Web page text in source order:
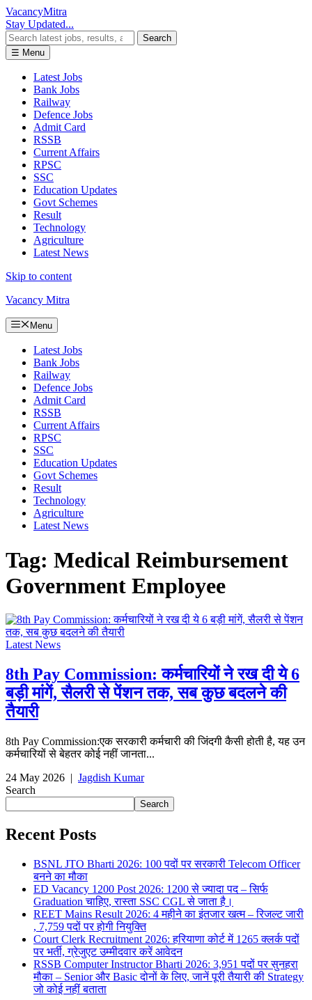
VacancyMitra
Stay Updated...
Search
☰ Menu
Latest Jobs
Bank Jobs
Railway
Defence Jobs
Admit Card
RSSB
Current Affairs
RPSC
SSC
Education Updates
Govt Schemes
Result
Technology
Agriculture
Latest News
Skip to content
Vacancy Mitra
Menu
Latest Jobs
Bank Jobs
Railway
Defence Jobs
Admit Card
RSSB
Current Affairs
RPSC
SSC
Education Updates
Govt Schemes
Result
Technology
Agriculture
Latest News
Tag: Medical Reimbursement
Government Employee
Latest News
8th Pay Commission: कर्मचारियों ने रख दी ये 6
बड़ी मांगें, सैलरी से पेंशन तक, सब कुछ बदलने की
तैयारी
8th Pay Commission:एक सरकारी कर्मचारी की जिंदगी कैसी होती है, यह उन
कर्मचारियों से बेहतर कोई नहीं जानता...
24 May 2026 | Jagdish Kumar
Search
Search
Recent Posts
BSNL JTO Bharti 2026: 100 पदों पर सरकारी Telecom Officer
बनने का मौका
ED Vacancy 1200 Post 2026: 1200 से ज्यादा पद – सिर्फ
Graduation चाहिए, रास्ता SSC CGL से जाता है।
REET Mains Result 2026: 4 महीने का इंतजार खत्म – रिजल्ट जारी
, 7,759 पदों पर होगी नियुक्ति
Court Clerk Recruitment 2026: हरियाणा कोर्ट में 1265 क्लर्क पदों
पर भर्ती, ग्रेजुएट उम्मीदवार करें आवेदन
RSSB Computer Instructor Bharti 2026: 3,951 पदों पर सुनहरा
मौका – Senior और Basic दोनों के लिए, जानें पूरी तैयारी की Strategy
जो कोई नहीं बताता